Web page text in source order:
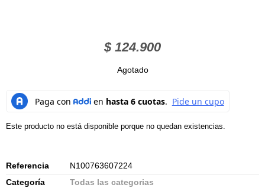
$124.900
Agotado
Este producto no está disponible porque no quedan existencias.
Referencia
N100763607224
Categoría
Todas las categorias